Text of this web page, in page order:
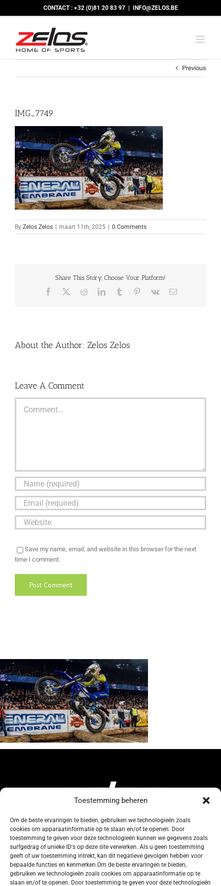
Toestemming beheren
Om de beste ervaringen te bieden, gebruiken we technologieën zoals
cookies om apparaatinformatie op te slaan en/of te openen. Door
toestemming te geven voor deze technologieën kunnen we gegevens zoals
surfgedrag of unieke ID's op deze site verwerken. Als u geen toestemming
geeft of uw toestemming intrekt, kan dit negatieve gevolgen hebben voor
bepaalde functies en kenmerken.Om de beste ervaringen te bieden,
gebruiken we technologieën zoals cookies om apparaatinformatie op te
slaan en/of te openen. Door toestemming te geven voor deze technologieën
CONTACT : +32 (0)81 20 83 97 INFO@ZELOS.BE
Previous
IMG_7749
By Zelos Zelos maart 11th, 2025 0 Comments
Share This Story, Choose Your Platform!
Facebook RedditLinkedInTumblr Pinterest
Vk Email
About the Author: Zelos Zelos
Leave A Comment
Save my name, email, and website in this browser for the next
time I comment.
134, Rue de Coquelet
5000 Bouge-Namur
Belgique